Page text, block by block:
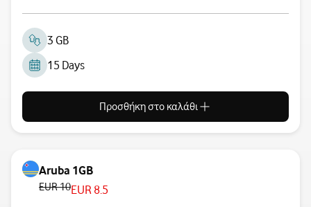
3 GB
15 Days
Προσθήκη στο καλάθι
Aruba 1GB
EUR 10EUR 8.5